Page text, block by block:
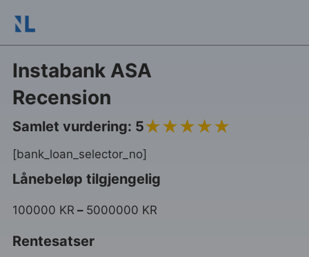
Instabank ASA
Recension
Samlet vurdering: 5
[bank_loan_selector_no]
Lånebeløp tilgjengelig
100000 KR – 5000000 KR
Rentesatser